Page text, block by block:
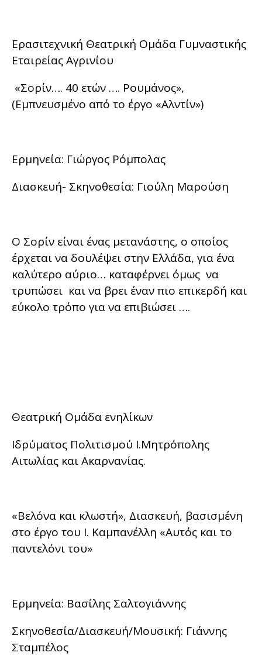
Ερασιτεχνική Θεατρική Ομάδα Γυμναστικής
Εταιρείας Αγρινίου
«Σορίν…. 40 ετών …. Ρουμάνος»,
(Εμπνευσμένο από το έργο «Αλντίν»)
Ερμηνεία: Γιώργος Ρόμπολας
Διασκευή- Σκηνοθεσία: Γιούλη Μαρούση
Ο Σορίν είναι ένας μετανάστης, ο οποίος
έρχεται να δουλέψει στην Ελλάδα, για ένα
καλύτερο αύριο… καταφέρνει όμως να
τρυπώσει και να βρει έναν πιο επικερδή και
εύκολο τρόπο για να επιβιώσει ….
Θεατρική Ομάδα ενηλίκων
Ιδρύματος Πολιτισμού Ι.Μητρόπολης
Αιτωλίας και Ακαρνανίας.
«Βελόνα και κλωστή», Διασκευή, βασισμένη
στο έργο του Ι. Καμπανέλλη «Αυτός και το
παντελόνι του»
Ερμηνεία: Βασίλης Σαλτογιάννης
Σκηνοθεσία/Διασκευή/Μουσική: Γιάννης
Σταμπέλος